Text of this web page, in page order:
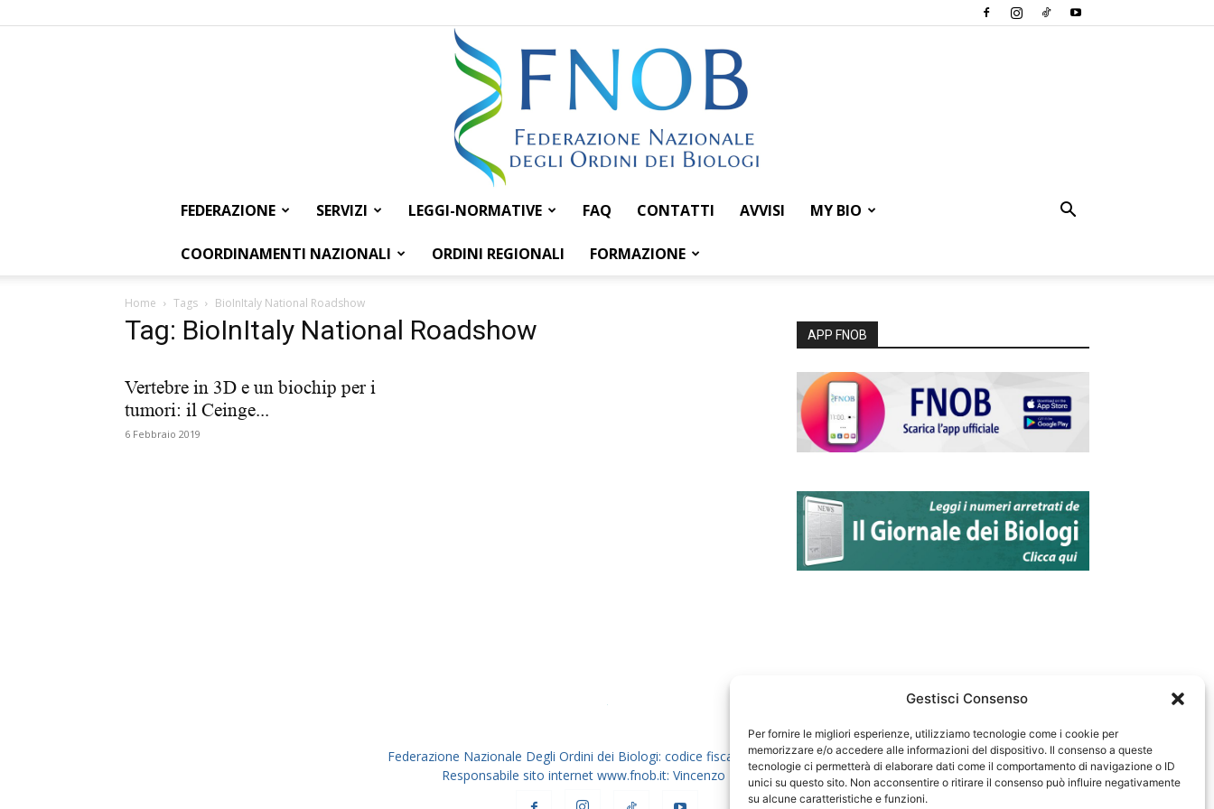
Gestisci Consenso
Per fornire le migliori esperienze, utilizziamo tecnologie come i cookie per
memorizzare e/o accedere alle informazioni del dispositivo. Il consenso a queste
tecnologie ci permetterà di elaborare dati come il comportamento di navigazione o ID
unici su questo sito. Non acconsentire o ritirare il consenso può influire negativamente
su alcune caratteristiche e funzioni.
Federazione
FEDERAZIONE SERVIZI LEGGI-NORMATIVE FAQ CONTATTI AVVISI MY BIO
COORDINAMENTI NAZIONALI ORDINI REGIONALI FORMAZIONE
Home Tags BioInItaly National Roadshow
Tag: BioInItaly National Roadshow
Vertebre in 3D e un biochip per i
tumori: il Ceinge...
6 Febbraio 2019
APP FNOB
Federazione Nazionale Degli Ordini dei Biologi: codice fiscale 80069130583
Responsabile sito internet www.fnob.it: Vincenzo D'Anna